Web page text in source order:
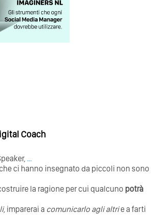
Coach
…
ci hanno insegnato da piccoli non sono
la ragione per cui qualcuno potrà
, imparerai a comunicarlo agli altrie a farti